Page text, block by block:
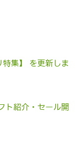
特集】 を更新しま
ト紹介・セール開